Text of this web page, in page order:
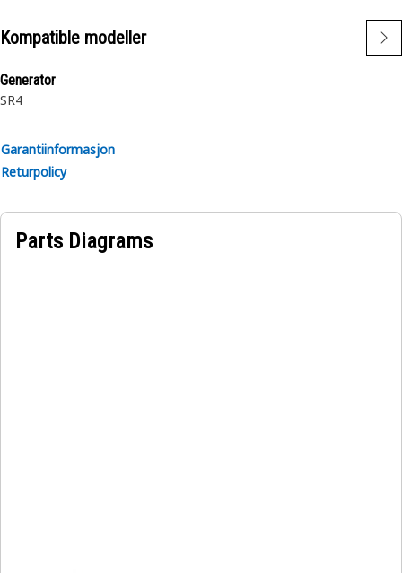
Kompatible modeller
Generator
SR4
Garantiinformasjon
Returpolicy
Parts Diagrams